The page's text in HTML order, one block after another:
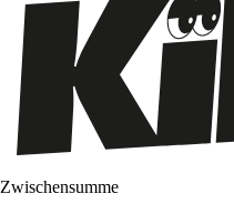
Zwischensumme